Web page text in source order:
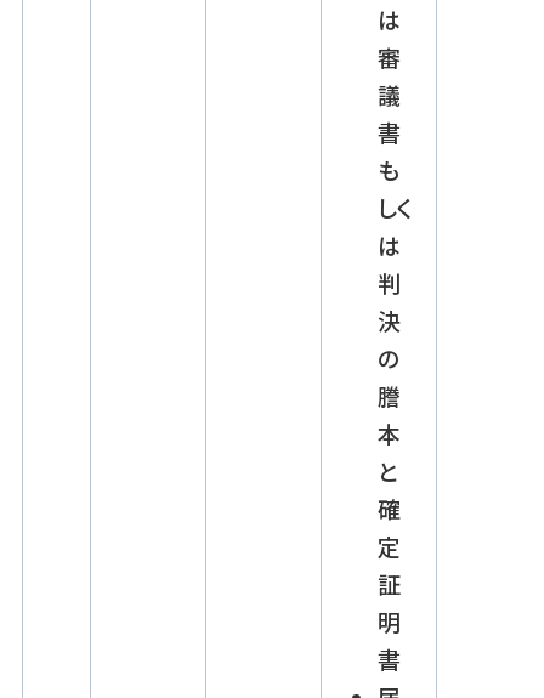
は
審
議
書
も
しく
は
判
決
の
謄
本
と
確
定
証
明
書